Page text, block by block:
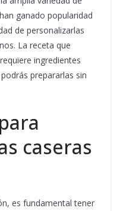
ganado popularidad
de personalizarlas
La receta que
ingredientes
prepararlas sin
caseras
es fundamental tener